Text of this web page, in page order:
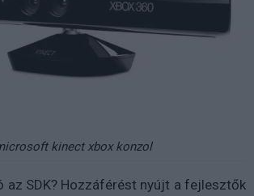
kinect xbox konzol
az SDK? Hozzáférést nyújt a fejlesztők